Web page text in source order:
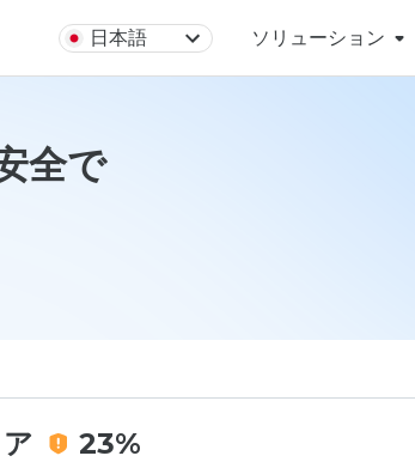
日本語 ソリューション
全で
23%